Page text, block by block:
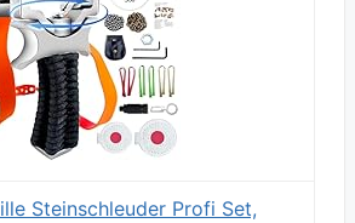
Steinschleuder Profi Set,